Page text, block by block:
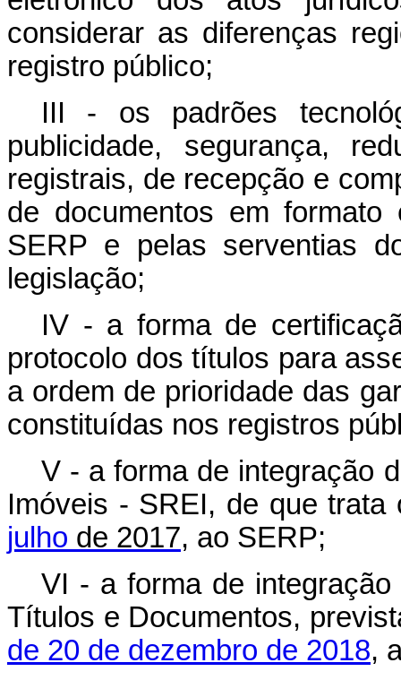
considerar as diferenças
registro público;
III - os padrões
publicidade, segurança,
registrais, de recepção e
de documentos em
SERP e pelas serventias
legislação;
IV - a forma de
protocolo dos títulos para
a ordem de prioridade das
constituídas nos registros
V - a forma de integração
Imóveis - SREI, de que
julho de 2017, ao SERP;
VI - a forma de
Títulos e Documentos,
de 20 de dezembro de 2018,